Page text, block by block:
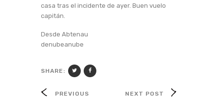
casa tras el incidente de ayer. Buen vuelo
capitán.
Desde Abtenau
denubeanube
SHARE:
PREVIOUS
NEXT POST